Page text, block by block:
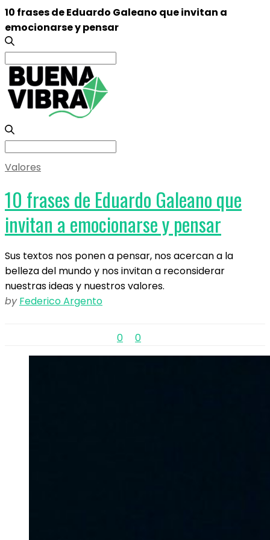
10 frases de Eduardo Galeano que invitan a
emocionarse y pensar
Search
for:
Search
Valores
10 frases de Eduardo Galeano que
invitan a emocionarse y pensar
Sus textos nos ponen a pensar, nos acercan a la
belleza del mundo y nos invitan a reconsiderar
nuestras ideas y nuestros valores.
by Federico Argento
0 0